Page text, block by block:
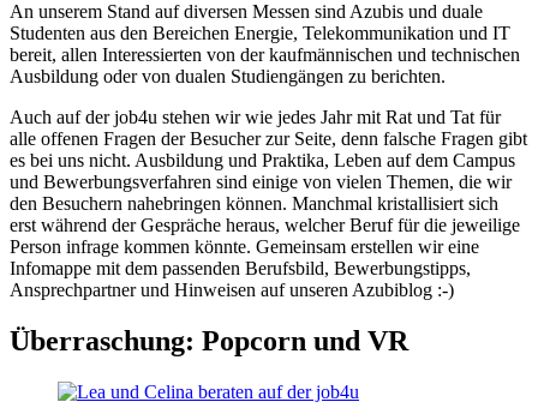
An unserem Stand auf diversen Messen sind Azubis und duale
Studenten aus den Bereichen Energie, Telekommunikation und IT
bereit, allen Interessierten von der kaufmännischen und technischen
Ausbildung oder von dualen Studiengängen zu berichten.
Auch auf der job4u stehen wir wie jedes Jahr mit Rat und Tat für
alle offenen Fragen der Besucher zur Seite, denn falsche Fragen gibt
es bei uns nicht. Ausbildung und Praktika, Leben auf dem Campus
und Bewerbungsverfahren sind einige von vielen Themen, die wir
den Besuchern nahebringen können. Manchmal kristallisiert sich
erst während der Gespräche heraus, welcher Beruf für die jeweilige
Person infrage kommen könnte. Gemeinsam erstellen wir eine
Infomappe mit dem passenden Berufsbild, Bewerbungstipps,
Ansprechpartner und Hinweisen auf unseren Azubiblog :-)
Überraschung: Popcorn und VR